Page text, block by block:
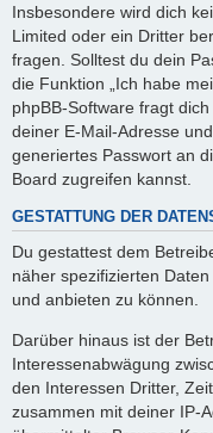
Insbesondere wird dich
Limited oder ein Dritter
fragen. Solltest du dein
die Funktion „Ich habe
phpBB-Software fragt
deiner E-Mail-Adresse
generiertes Passwort an
Board zugreifen kannst.
GESTATTUNG DER
Du gestattest dem
näher spezifizierten
und anbieten zu können.
Darüber hinaus ist der
Interessenabwägung
den Interessen Dritter,
zusammen mit deiner IP-